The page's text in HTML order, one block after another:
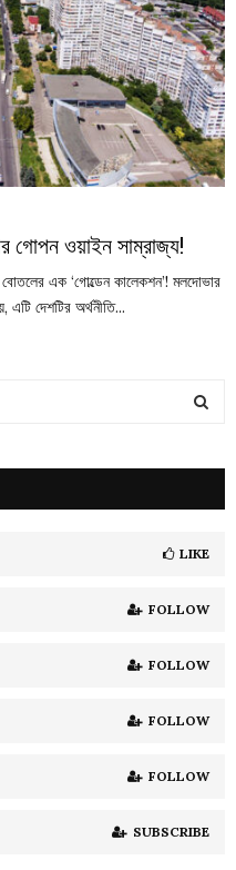
গোপন ওয়াইন সাম্রাজ্য!
এক ‘গোল্ডেন কালেকশন’! মলদোভার
এটি দেশটির অর্থনীতি...
H
LIKE
FOLLOW
FOLLOW
FOLLOW
FOLLOW
SUBSCRIBE